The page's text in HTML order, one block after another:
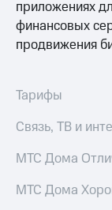
приложениях
финансовых
продвижения
Тарифы
Связь, ТВ и
МТС Дома
МТС Дома